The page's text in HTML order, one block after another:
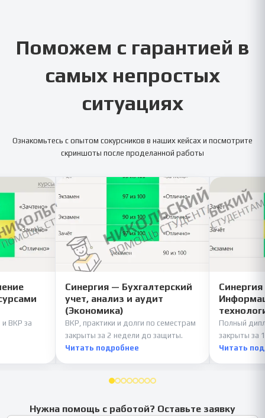
Поможем с гарантией в
самых непростых
ситуациях
Ознакомьтесь с опытом сокурсников в наших кейсах и посмотрите
скриншоты после проделанной работы
и ВКР за
Синергия — Бухгалтерский
учет, анализ и аудит
(Экономика)
ВКР, практики и долги по семестрам
закрыты за 2 недели до защиты.
Читать подробнее
Полный
закрыты за
Читать
Нужна помощь с работой? Оставьте заявку